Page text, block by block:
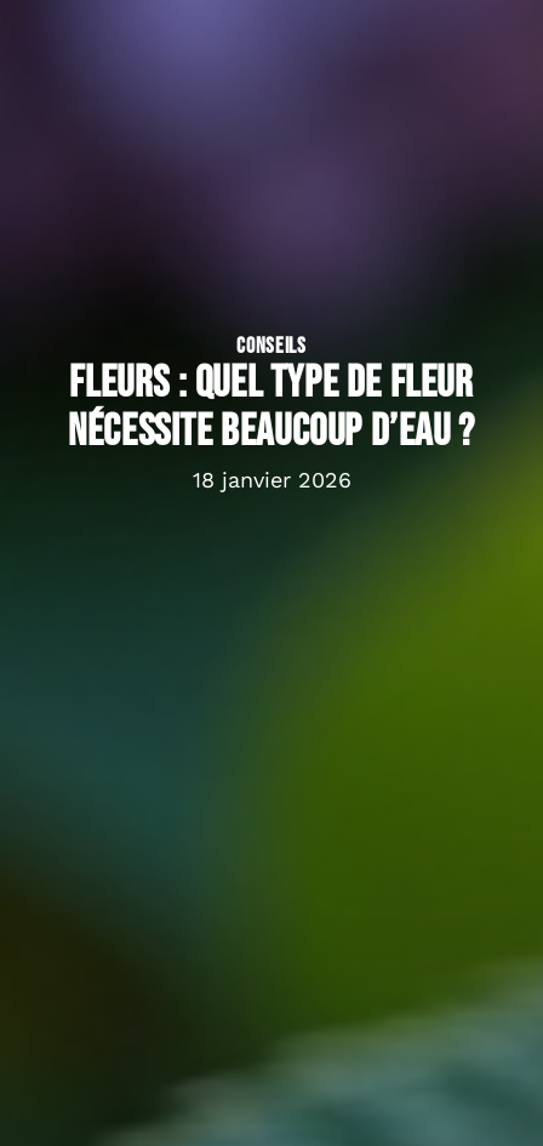
CONSEILS
Fleurs : Quel type de fleur
nécessite beaucoup d’eau ?
18 janvier 2026